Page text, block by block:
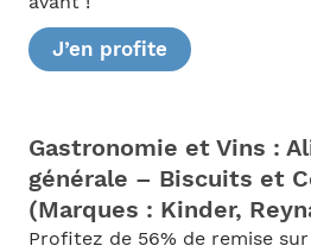
J’en profite
Gastronomie et Vins :
générale – Biscuits et
(Marques : Kinder,
Profitez de 56% de remise